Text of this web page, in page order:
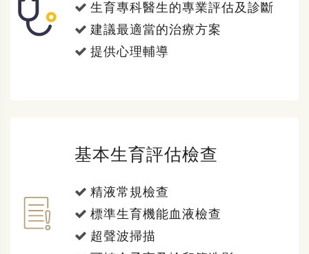
生育專科醫生的專業評估及診斷
建議最適當的治療方案
提供心理輔導
基本生育評估檢查
精液常規檢查
標準生育機能血液檢查
超聲波掃描